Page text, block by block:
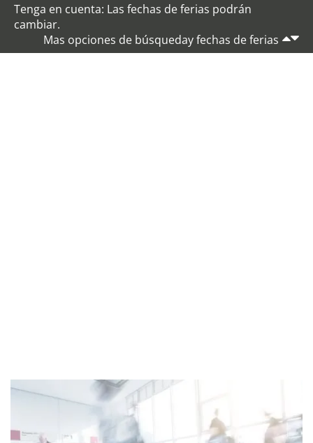
Tenga en cuenta: Las fechas de ferias podrán
cambiar.
Mas opciones de búsqueday fechas de ferias